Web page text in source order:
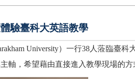
驗臺科大英語教學
University）一行38 人蒞臨臺科
軸，希望藉由直接進入教學現場的